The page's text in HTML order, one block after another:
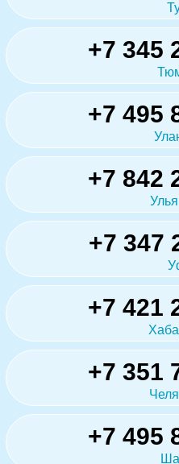
+7 345
+7 495
+7 842
+7 347
+7 421
+7 351
+7 495